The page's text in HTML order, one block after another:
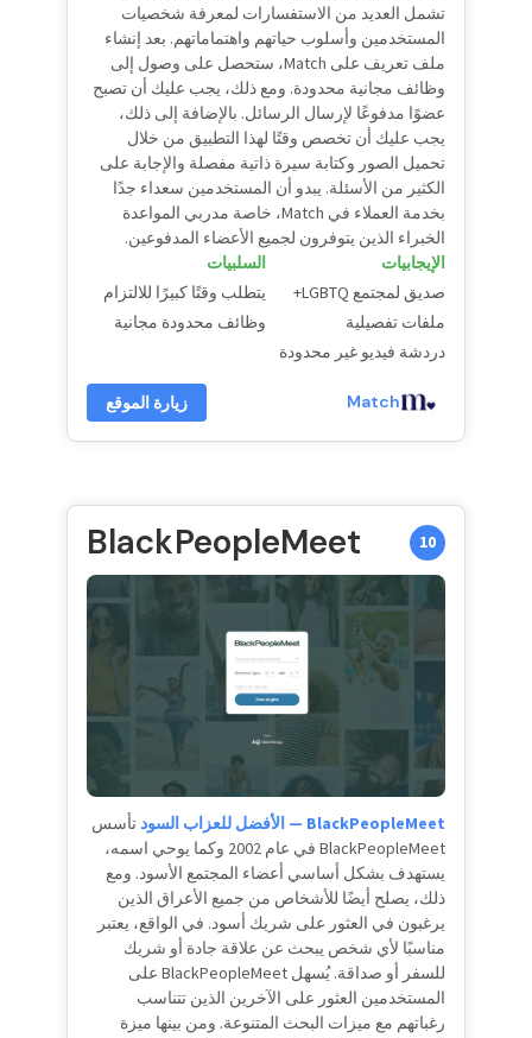
تشمل العديد من الاستفسارات لمعرفة شخصيات
المستخدمين وأسلوب حياتهم واهتماماتهم. بعد إنشاء
ملف تعريف على Match، ستحصل على وصول إلى
وظائف مجانية محدودة. ومع ذلك، يجب عليك أن تصبح
عضوًا مدفوعًا لإرسال الرسائل. بالإضافة إلى ذلك،
يجب عليك أن تخصص وقتًا لهذا التطبيق من خلال
تحميل الصور وكتابة سيرة ذاتية مفصلة والإجابة على
الكثير من الأسئلة. يبدو أن المستخدمين سعداء جدًا
بخدمة العملاء في Match، خاصة مدربي المواعدة
الخبراء الذين يتوفرون لجميع الأعضاء المدفوعين.
الإيجابيات
صديق لمجتمع LGBTQ+
ملفات تفصيلية
دردشة فيديو غير محدودة
السلبيات
يتطلب وقتًا كبيرًا للالتزام
وظائف محدودة مجانية
Match زيارة الموقع
10
BlackPeopleMeet
BlackPeopleMeet — الأفضل للعزاب السود
تأسس
BlackPeopleMeet في عام 2002 وكما يوحي اسمه،
يستهدف بشكل أساسي أعضاء المجتمع الأسود. ومع
ذلك، يصلح أيضًا للأشخاص من جميع الأعراق الذين
يرغبون في العثور على شريك أسود. في الواقع، يعتبر
مناسبًا لأي شخص يبحث عن علاقة جادة أو شريك
للسفر أو صداقة. يُسهل BlackPeopleMeet على
المستخدمين العثور على الآخرين الذين تتناسب
رغباتهم مع ميزات البحث المتنوعة. ومن بينها ميزة